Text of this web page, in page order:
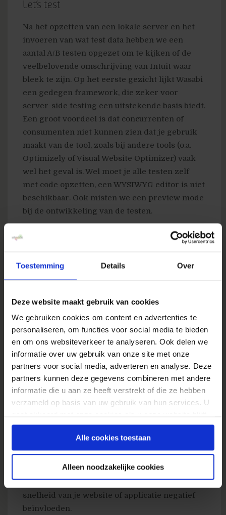
Toestemming Details Over
Deze website maakt gebruik van cookies
We gebruiken cookies om content en advertenties te
personaliseren, om functies voor social media te bieden
en om ons websiteverkeer te analyseren. Ook delen we
informatie over uw gebruik van onze site met onze
partners voor social media, adverteren en analyse. Deze
partners kunnen deze gegevens combineren met andere
informatie die u aan ze heeft verstrekt of die ze hebben
verzameld op basis van uw gebruik van hun services. U
gebruiken.
Alle cookies toestaan
Alleen noodzakelijke cookies
Let’s test
Na het opzetten van een lokale server en het
invoeren van wat test data hebben we een
aantal A/B testen opgezet om te kijken of de
veelbelovende omschrijving van Intuit waar
bleek te zijn. Op het eerste gezicht lijkt Wasabi
een gedegen framework, die zeker voor
server-side testing een uitstekende basis biedt.
Een groot voordeel is dat concurrenten of
consumenten niet kunnen zien dat je gebruik
maakt van de tool, zoals bij andere tools (o.a.
Optimizely of Visual Website Optimizer) vaak
wel het geval is. Wel moet je alle testen zelf
met code opzetten, een WYSIWYG editor is niet
beschikbaar. Ook misten we een preview mode
bij de ontwikkeling van de testen.
De data van de bezoekers wordt opgeslagen in
eigen beheer. Omdat experiment-data voor
elke bezoeker opgehaald moet worden vanaf
claimt dat de tool snel is (30ms response) en
‘enterprise-grade’ veel aankan. Maar als je de
Wasabi server in de cloud laat draaien, loop je
het risico op network-latency effecten die de
snelheid van je website of applicatie negatief
beïnvloeden.